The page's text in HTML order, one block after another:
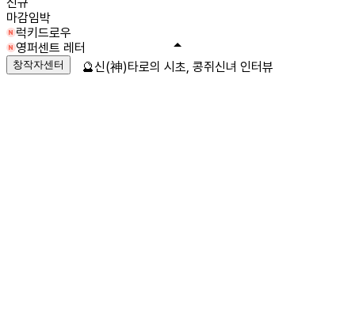
마감임박
럭키드로우
영퍼센트 레터
창작자센터 🔮신(神)타로의 시초, 콩쥐신녀 인터뷰